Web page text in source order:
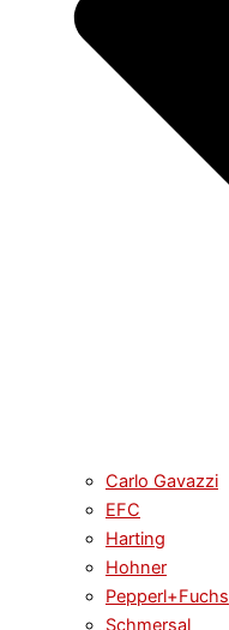
Carlo Gavazzi
EFC
Harting
Hohner
Pepperl+Fuchs
Schmersal